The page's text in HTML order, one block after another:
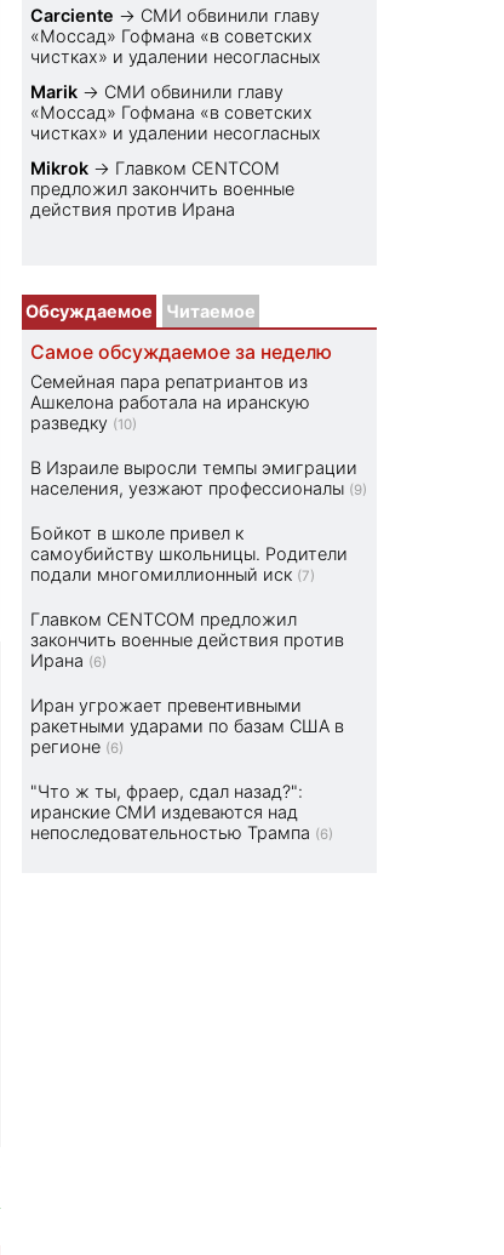
Carciente → СМИ обвинили главу
«Моссад» Гофмана «в советских
чистках» и удалении несогласных
Marik → СМИ обвинили главу
«Моссад» Гофмана «в советских
чистках» и удалении несогласных
Mikrok → Главком CENTCOM
предложил закончить военные
действия против Ирана
Обсуждаемое Читаемое
Самое обсуждаемое за неделю
Семейная пара репатриантов из
Ашкелона работала на иранскую
разведку (10)
В Израиле выросли темпы эмиграции
населения, уезжают профессионалы (9)
Бойкот в школе привел к
самоубийству школьницы. Родители
подали многомиллионный иск (7)
Главком CENTCOM предложил
закончить военные действия против
Ирана (6)
Иран угрожает превентивными
ракетными ударами по базам США в
регионе (6)
"Что ж ты, фраер, сдал назад?":
иранские СМИ издеваются над
непоследовательностью Трампа (6)